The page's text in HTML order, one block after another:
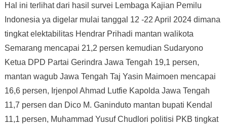
Hal ini terlihat dari hasil survei Lembaga Kajian Pemilu
Indonesia ya digelar mulai tanggal 12 -22 April 2024 dimana
tingkat elektabilitas Hendrar Prihadi mantan walikota
Semarang mencapai 21,2 persen kemudian Sudaryono
Ketua DPD Partai Gerindra Jawa Tengah 19,1 persen,
mantan wagub Jawa Tengah Taj Yasin Maimoen mencapai
16,6 persen, Irjenpol Ahmad Lutfie Kapolda Jawa Tengah
11,7 persen dan Dico M. Ganinduto mantan bupati Kendal
11,1 persen, Muhammad Yusuf Chudlori politisi PKB tingkat